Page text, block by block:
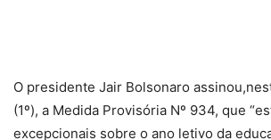
O presidente Jair Bolsonaro
(1º), a Medida Provisória Nº 934, que
excepcionais sobre o ano letivo da